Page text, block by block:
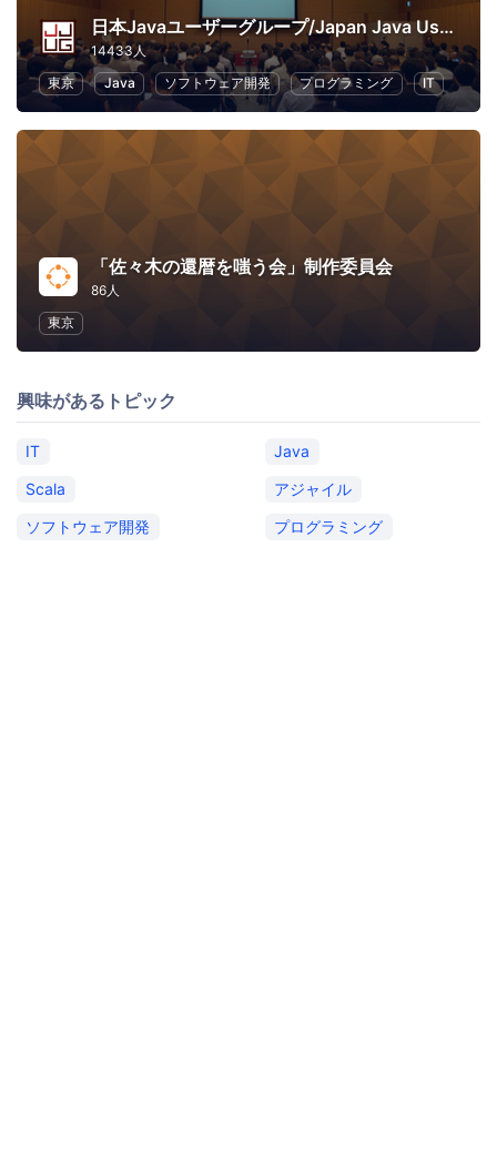
日本Javaユーザーグループ/Japan Java User Group
14433人
東京
Java ソフトウェア開発 プログラミング IT
「佐々木の還暦を嗤う会」制作委員会
86人
東京
興味があるトピック
IT
Java
Scala
アジャイル
ソフトウェア開発
プログラミング